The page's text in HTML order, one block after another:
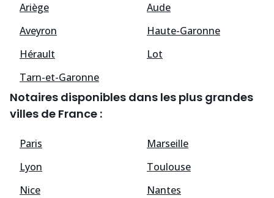
Ariège
Aude
Aveyron
Haute-Garonne
Hérault
Lot
Tarn-et-Garonne
Notaires disponibles dans les plus grandes
villes de France :
Paris
Marseille
Lyon
Toulouse
Nice
Nantes